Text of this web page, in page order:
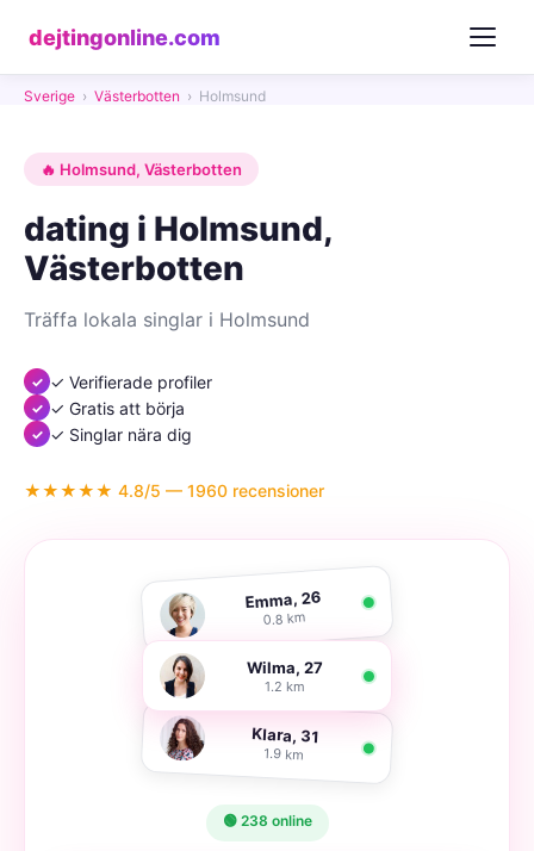
dejtingonline.com
Sverige › Västerbotten › Holmsund
🔥 Holmsund, Västerbotten
dating i Holmsund,
Västerbotten
Träffa lokala singlar i Holmsund
✓ Verifierade profiler
✓ Gratis att börja
✓ Singlar nära dig
★★★★★ 4.8/5 — 1960 recensioner
Emma, 26
0.8 km
Wilma, 27
1.2 km
Klara, 31
1.9 km
🟢 238 online